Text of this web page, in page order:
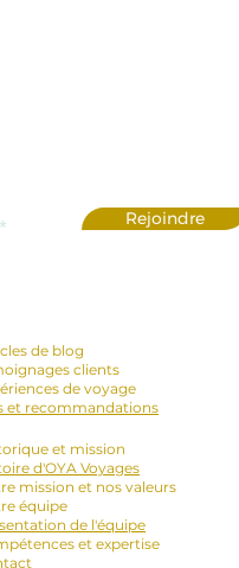
Rejoindre
de blog
clients
de voyage
et recommandations
et mission
d'OYA Voyages
mission et nos valeurs
équipe
de l'équipe
et expertise